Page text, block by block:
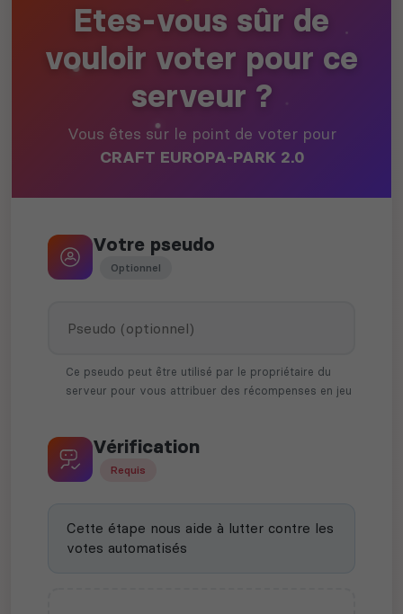
Etes-vous sûr de
vouloir voter pour ce
serveur ?
Vous êtes sur le point de voter pour
CRAFT EUROPA-PARK 2.0
Votre pseudo
Optionnel
Ce pseudo peut être utilisé par le propriétaire du
serveur pour vous attribuer des récompenses en jeu
Vérification
Requis
Cette étape nous aide à lutter contre les
votes automatisés